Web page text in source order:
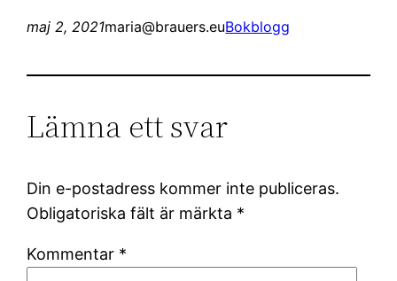
maj 2, 2021maria@brauers.euBokblogg
Lämna ett svar
Din e-postadress kommer inte publiceras.
Obligatoriska fält är märkta *
Kommentar *